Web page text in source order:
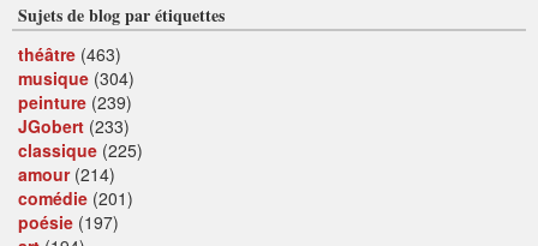
Sujets de blog par étiquettes
théâtre (463)
musique (304)
peinture (239)
JGobert (233)
classique (225)
amour(214)
comédie (201)
poésie (197)